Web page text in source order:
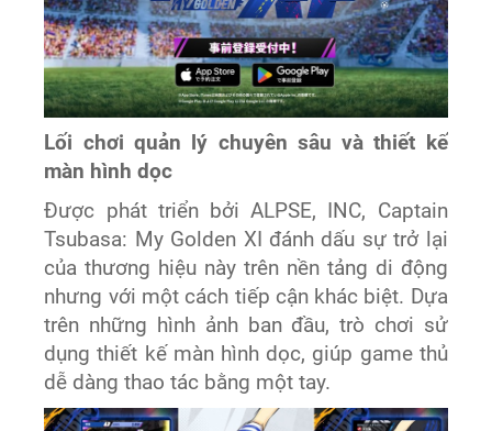
Lối chơi quản lý chuyên sâu và thiết kế
màn hình dọc
Được phát triển bởi ALPSE, INC, Captain
Tsubasa: My Golden XI đánh dấu sự trở lại
của thương hiệu này trên nền tảng di động
nhưng với một cách tiếp cận khác biệt. Dựa
trên những hình ảnh ban đầu, trò chơi sử
dụng thiết kế màn hình dọc, giúp game thủ
dễ dàng thao tác bằng một tay.